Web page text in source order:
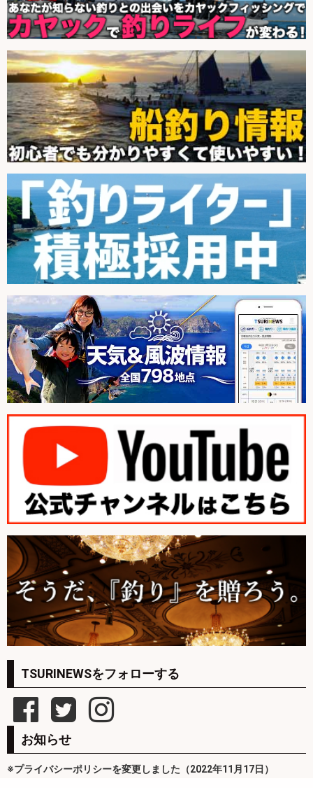
TSURINEWSをフォローする
お知らせ
※プライバシーポリシーを変更しました（2022年11月17日）